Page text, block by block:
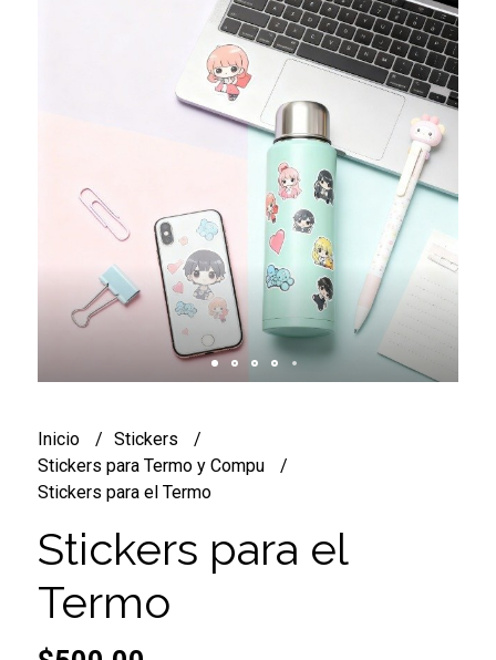
Inicio
Stickers
Stickers para Termo y Compu
Stickers para el Termo
Stickers para el
Termo